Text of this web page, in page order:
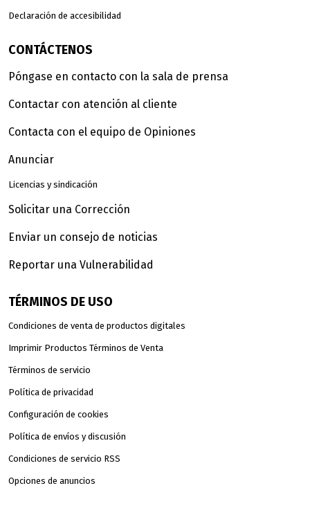
Declaración de accesibilidad
CONTÁCTENOS
Póngase en contacto con la sala de prensa
Contactar con atención al cliente
Contacta con el equipo de Opiniones
Anunciar
Licencias y sindicación
Solicitar una Corrección
Enviar un consejo de noticias
Reportar una Vulnerabilidad
TÉRMINOS DE USO
Condiciones de venta de productos digitales
Imprimir Productos Términos de Venta
Términos de servicio
Política de privacidad
Configuración de cookies
Política de envíos y discusión
Condiciones de servicio RSS
Opciones de anuncios